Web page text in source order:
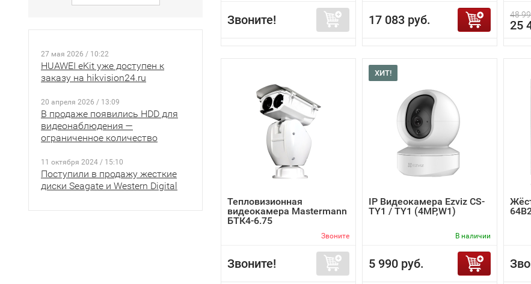
27 мая 2026 / 10:22
HUAWEI eKit уже доступен к
заказу на hikvision24.ru
20 апреля 2026 / 13:09
В продаже появились HDD для
видеонаблюдения —
ограниченное количество
11 октября 2024 / 15:10
Поступили в продажу жесткие
диски Seagate и Western Digital
Звоните! 17 083 руб. 48
25
Тепловизионная
видеокамера Mastermann
БТК4-6.75
Звоните
Звоните!
ХИТ!
IP Видеокамера Ezviz CS-
TY1 / TY1 (4MP,W1)
В наличии
5 990 руб.